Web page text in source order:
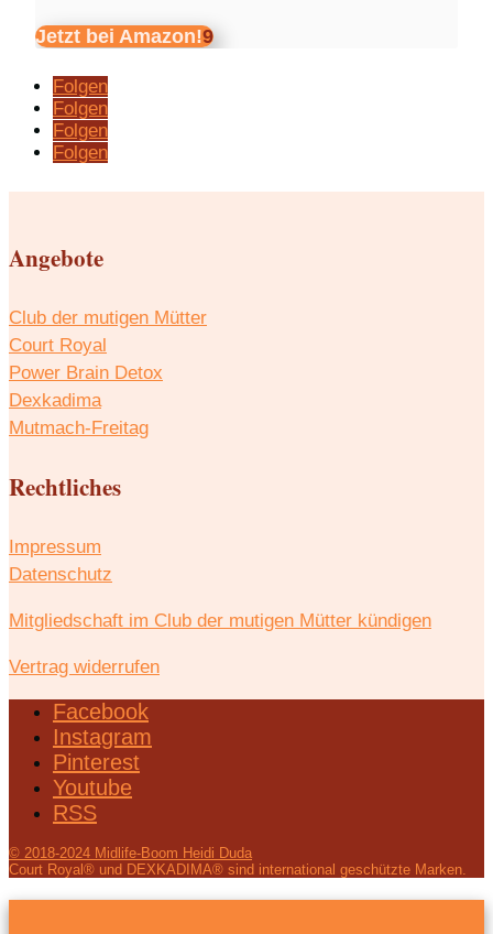
Jetzt bei Amazon!
Folgen
Folgen
Folgen
Folgen
Angebote
Club der mutigen Mütter
Court Royal
Power Brain Detox
Dexkadima
Mutmach-Freitag
Rechtliches
Impressum
Datenschutz
Mitgliedschaft im Club der mutigen Mütter kündigen
Vertrag widerrufen
Facebook
Instagram
Pinterest
Youtube
RSS
© 2018-2024 Midlife-Boom Heidi Duda
Court Royal® und DEXKADIMA® sind international geschützte Marken.